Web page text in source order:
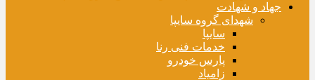
جهاد و شهادت
شهدای گروه سایپا
سایپا
خدمات فنی رنا
پارس خودرو
زامیاد